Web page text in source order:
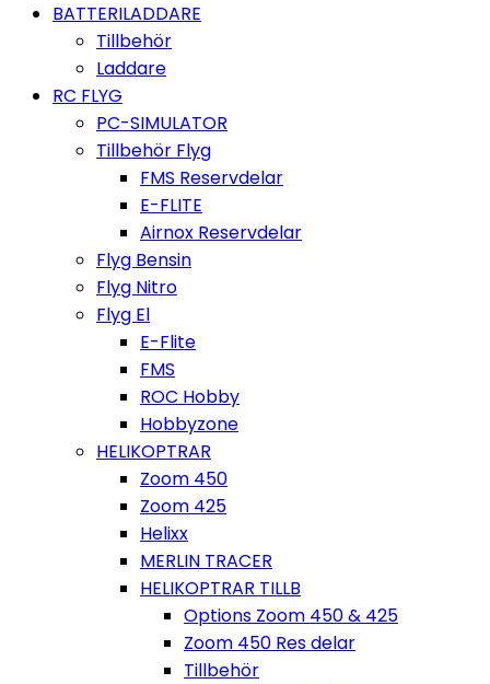
BATTERILADDARE
Tillbehör
Laddare
RC FLYG
PC-SIMULATOR
Tillbehör Flyg
FMS Reservdelar
E-FLITE
Airnox Reservdelar
Flyg Bensin
Flyg Nitro
Flyg El
E-Flite
FMS
ROC Hobby
Hobbyzone
HELIKOPTRAR
Zoom 450
Zoom 425
Helixx
MERLIN TRACER
HELIKOPTRAR TILLB
Options Zoom 450 & 425
Zoom 450 Res delar
Tillbehör